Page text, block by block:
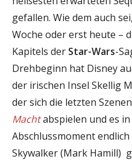
gefallen. Wie dem auch
Woche oder erst heute –
Kapitels der Star-Wars-
Drehbeginn hat Disney
der irischen Insel Skellig
der sich die letzten
Machtabspielen und es
Abschlussmoment
Skywalker (Mark Hamill)